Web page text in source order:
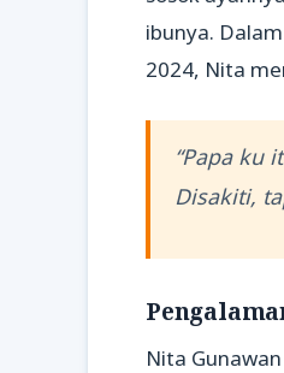
ibunya.
2024, Nita
“Papa ku
Disakiti,
Nita